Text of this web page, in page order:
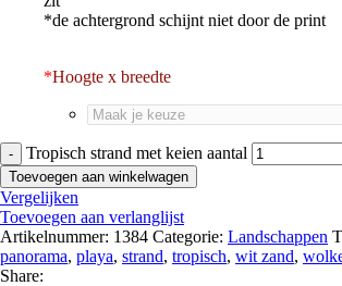
*de achtergrond schijnt niet door de print
*Hoogte x breedte
Tropisch strand met keien aantal
Toevoegen aan winkelwagen
Vergelijken
Toevoegen aan verlanglijst
Artikelnummer: 1384 Categorie: Landschappen
panorama, playa, strand, tropisch, wit zand,
Share: